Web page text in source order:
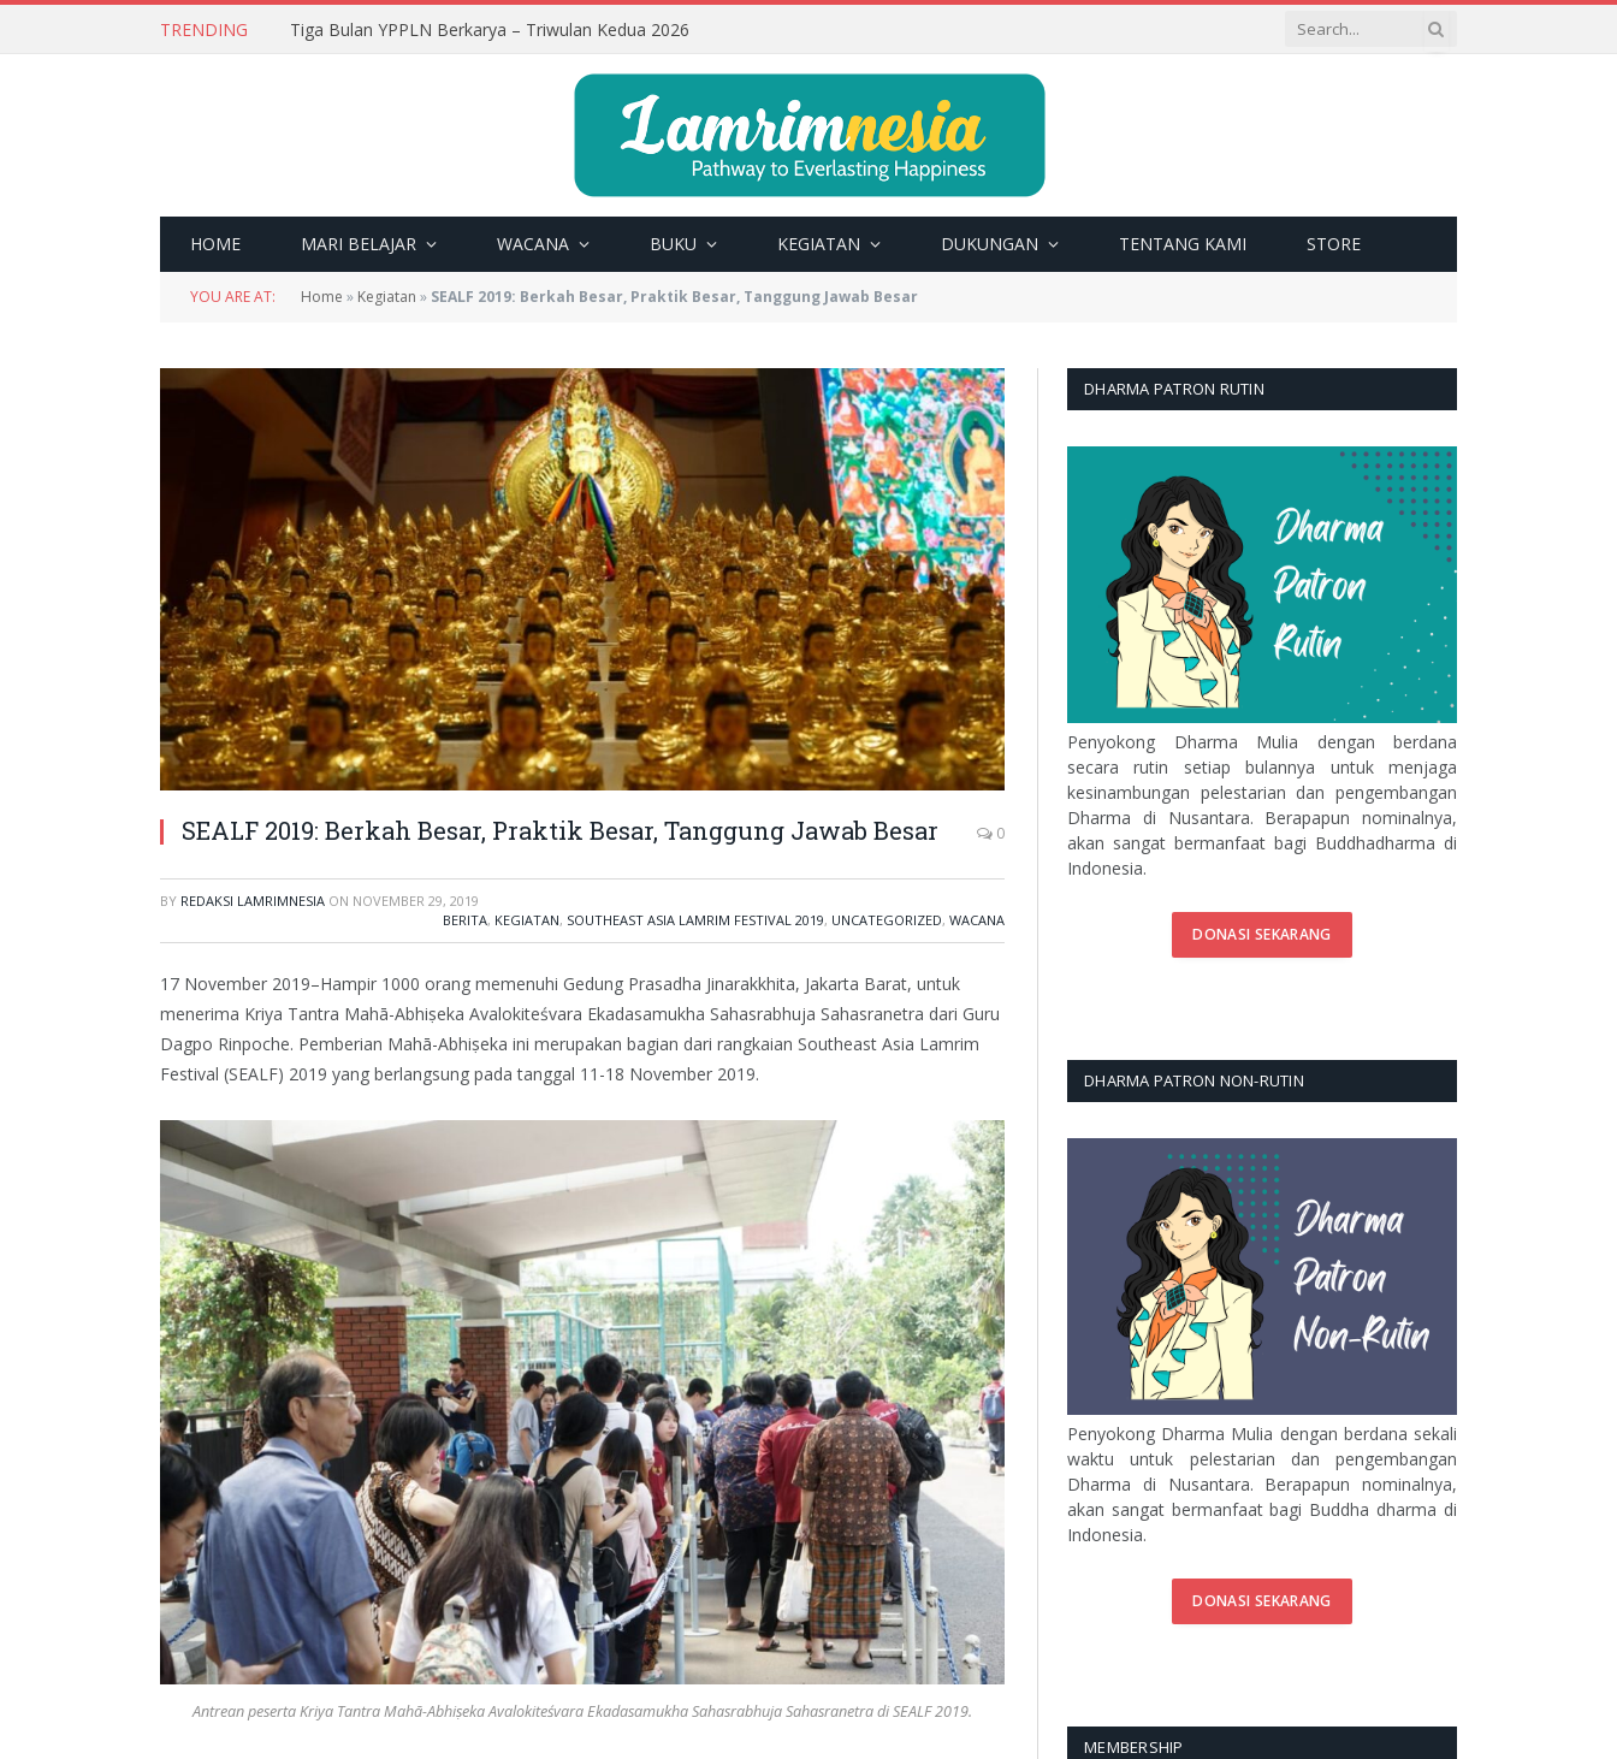
TRENDING Tiga Bulan YPPLN Berkarya – Triwulan Kedua 2026
HOME MARI BELAJAR WACANA BUKU KEGIATAN DUKUNGAN TENTANG KAMI STORE
YOU ARE AT: Home » Kegiatan » SEALF 2019: Berkah Besar, Praktik Besar, Tanggung Jawab Besar
SEALF 2019: Berkah Besar, Praktik Besar, Tanggung Jawab Besar 0
BY REDAKSI LAMRIMNESIA ON NOVEMBER 29, 2019
BERITA, KEGIATAN, SOUTHEAST ASIA LAMRIM FESTIVAL 2019, UNCATEGORIZED, WACANA
17 November 2019–Hampir 1000 orang memenuhi Gedung Prasadha Jinarakkhita, Jakarta Barat, untuk
menerima Kriya Tantra Mahā-Abhiṣeka Avalokiteśvara Ekadasamukha Sahasrabhuja Sahasranetra dari Guru
Dagpo Rinpoche. Pemberian Mahā-Abhiṣeka ini merupakan bagian dari rangkaian Southeast Asia Lamrim
Festival (SEALF) 2019 yang berlangsung pada tanggal 11-18 November 2019.
Antrean peserta Kriya Tantra Mahā-Abhiṣeka Avalokiteśvara Ekadasamukha Sahasrabhuja Sahasranetra di SEALF 2019.
DHARMA PATRON RUTIN
Penyokong Dharma Mulia dengan berdana
secara rutin setiap bulannya untuk menjaga
kesinambungan pelestarian dan pengembangan
Dharma di Nusantara. Berapapun nominalnya,
akan sangat bermanfaat bagi Buddhadharma di
Indonesia.
DONASI SEKARANG
DHARMA PATRON NON-RUTIN
Penyokong Dharma Mulia dengan berdana sekali
waktu untuk pelestarian dan pengembangan
Dharma di Nusantara. Berapapun nominalnya,
akan sangat bermanfaat bagi Buddha dharma di
Indonesia.
DONASI SEKARANG
MEMBERSHIP